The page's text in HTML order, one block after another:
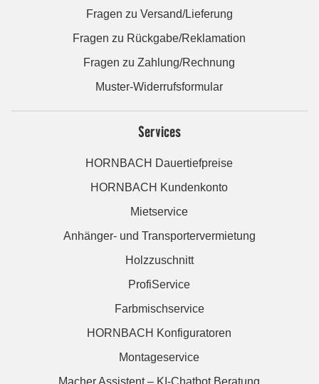
Fragen zu Versand/Lieferung
Fragen zu Rückgabe/Reklamation
Fragen zu Zahlung/Rechnung
Muster-Widerrufsformular
Services
HORNBACH Dauertiefpreise
HORNBACH Kundenkonto
Mietservice
Anhänger- und Transportervermietung
Holzzuschnitt
ProfiService
Farbmischservice
HORNBACH Konfiguratoren
Montageservice
Macher Assistent – KI-Chatbot Beratung